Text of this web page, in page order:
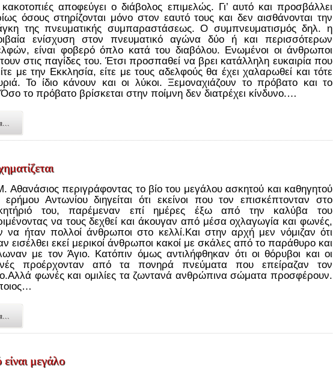
κακοτοπιές αποφεύγει ο διάβολος επιμελώς. Γι’ αυτό και προσβάλλει
όσους στηρίζονται μόνο στον εαυτό τους και δεν αισθάνονται την
της πνευματικής συμπαραστάσεως. Ο συμπνευματισμός δηλ. η
ενίσχυση στον πνευματικό αγώνα δύο ή και περισσότερων
είναι φοβερό όπλο κατά του διαβόλου. Ενωμένοι οι άνθρωποι
στις παγίδες του. Έτσι προσπαθεί να βρει κατάλληλη ευκαιρία που
με την Εκκλησία, είτε με τους αδελφούς θα έχει χαλαρωθεί και τότε
Το ίδιο κάνουν και οι λύκοι. Ξεμοναχιάζουν το πρόβατο και το
το πρόβατο βρίσκεται στην ποίμνη δεν διατρέχει κίνδυνο.…
Αθανάσιος περιγράφοντας το βίο του μεγάλου ασκητού και καθηγητού
ερήμου Αντωνίου διηγείται ότι εκείνοι που τον επισκέπτονταν στο
του, παρέμεναν επί ημέρες έξω από την καλύβα του
να τους δεχθεί και άκουγαν από μέσα οχλαγωγία και φωνές,
να ήταν πολλοί άνθρωποι στο κελλί.Και στην αρχή μεν νόμιζαν ότι
εισέλθει εκεί μερικοί άνθρωποι κακοί με σκάλες από το παράθυρο και
με τον Άγιο. Κατόπιν όμως αντιλήφθηκαν ότι οι θόρυβοι και οι
προέρχονταν από τα πονηρά πνεύματα που επείραζαν τον
φωνές και ομιλίες τα ζωντανά ανθρώπινα σώματα προσφέρουν.
μεγάλο